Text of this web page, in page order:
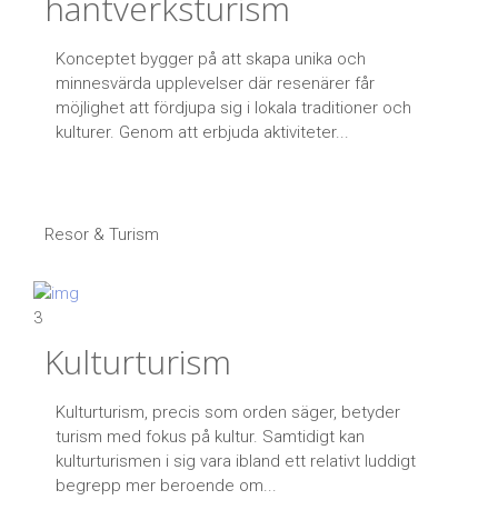
Konceptet bygger på att skapa unika och
minnesvärda upplevelser där resenärer får
möjlighet att fördjupa sig i lokala traditioner och
kulturer. Genom att erbjuda aktiviteter...
Resor & Turism
3
Kulturturism
Kulturturism, precis som orden säger, betyder
turism med fokus på kultur. Samtidigt kan
kulturturismen i sig vara ibland ett relativt luddigt
begrepp mer beroende om...